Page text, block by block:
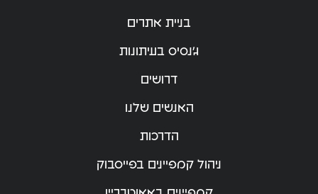
בניית אתרים
ג’נסיס בעיתונות
דרושים
האנשים שלנו
הדרכות
ניהול קמפיינים בפייסבוק